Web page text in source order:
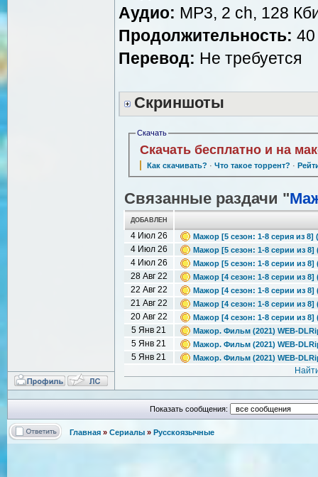
Аудио: MP3, 2 ch, 128
Продолжительность:
Перевод: Не требуется
Скриншоты
Скачать
Скачать бесплатно и на
Как скачивать? · Что такое торрент? ·
Связанные раздачи "
ДОБАВЛЕН
4 Июл 26 Мажор [5 сезон: 1-8 серия из 8]
4 Июл 26 Мажор [5 сезон: 1-8 серии из 8]
4 Июл 26 Мажор [5 сезон: 1-8 серии из 8]
28 Авг 22 Мажор [4 сезон: 1-8 серии из 8]
22 Авг 22 Мажор [4 сезон: 1-8 серии из 8]
21 Авг 22 Мажор [4 сезон: 1-8 серии из 8]
20 Авг 22 Мажор [4 сезон: 1-8 серии из 8]
5 Янв 21 Мажор. Фильм (2021) WEB-
5 Янв 21 Мажор. Фильм (2021) WEB-
5 Янв 21 Мажор. Фильм (2021) WEB-
Показать сообщения:
Главная » Сериалы » Русскоязычные